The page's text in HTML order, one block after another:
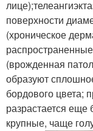
поверхности
(хроническое
(врожденная
образуют
бордового цвета;
разрастается
крупные, чаще